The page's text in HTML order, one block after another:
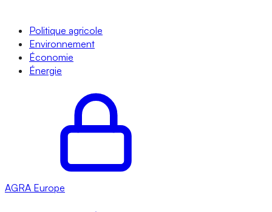
Politique agricole
Environnement
Économie
Énergie
AGRA Europe